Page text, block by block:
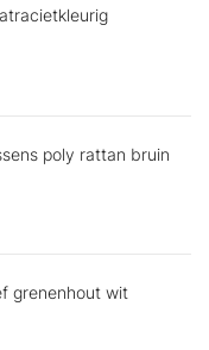
poly rattan bruin
grenenhout wit